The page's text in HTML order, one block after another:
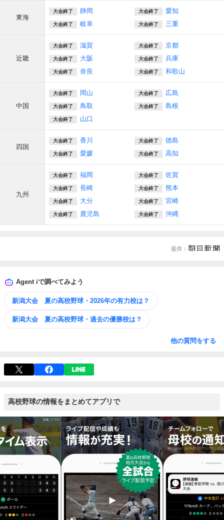
東海
大会終了 静岡 大会終了 愛知
大会終了 岐阜 大会終了 三重
近畿
大会終了 滋賀 大会終了 京都
大会終了 大阪 大会終了 兵庫
大会終了 奈良 大会終了 和歌山
中国
大会終了 岡山 大会終了 広島
大会終了 鳥取 大会終了 島根
大会終了 山口
四国
大会終了 香川 大会終了 徳島
大会終了 愛媛 大会終了 高知
九州
大会終了 福岡 大会終了 佐賀
大会終了 長崎 大会終了 熊本
大会終了 大分 大会終了 宮崎
大会終了 鹿児島 大会終了 沖縄
提供
Agent iで調べてみよう
新潟大会 夏の高校野球・2026年の有力校は？
新潟大会 夏の高校野球・過去の優勝校は？
他の質問をする
高校野球の情報をまとめてアプリで